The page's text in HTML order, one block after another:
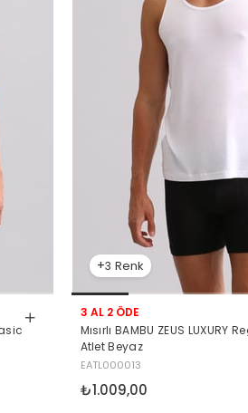
3
3 AL 2 ÖDE
Mısırlı BAMBU ZEUS LUXURY
Atlet Beyaz
EATL000013
₺1.009,00